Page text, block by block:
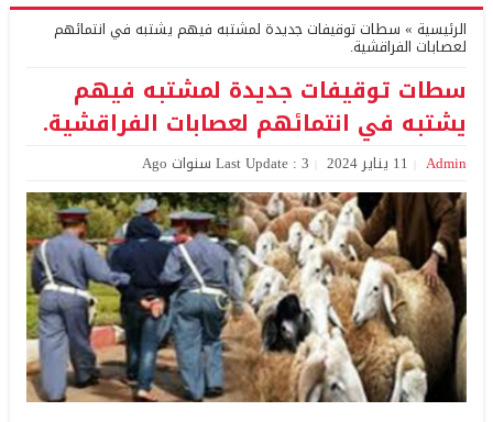
الرئيسية » سطات توقيفات جديدة لمشتبه فيهم يشتبه في انتمائهم
لعصابات الفراقشية.
سطات توقيفات جديدة لمشتبه فيهم
يشتبه في انتمائهم لعصابات الفراقشية.
Admin 11 يناير 2024 Last Update : 3 سنوات Ago